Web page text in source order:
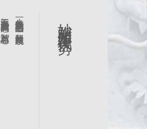
每一件独具匠心的艺术品，每一处园林景观
无不凝聚着妙相人的灵感、智慧与心血 妙相雕塑四大优势